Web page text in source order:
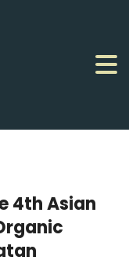
4th Asian